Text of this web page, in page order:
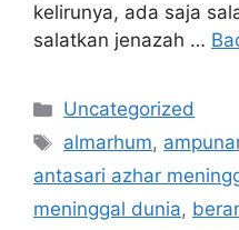
kelirunya, ada saja
salatkan jenazah …
Kategori
Uncategorized
Tag
almarhum,
antasari azhar
meninggal dunia,